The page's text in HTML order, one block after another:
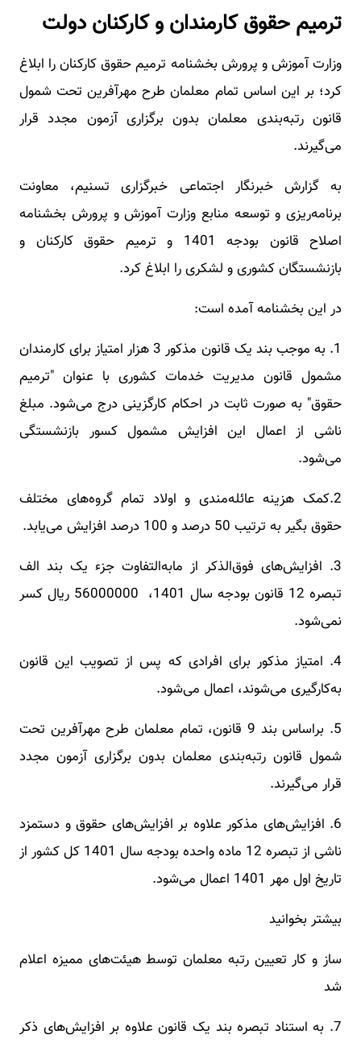
ترمیم حقوق کارمندان و کارکنان دولت
وزارت آموزش و پرورش بخشنامه ترمیم حقوق کارکنان را ابلاغ
کرد؛ بر این اساس تمام معلمان طرح مهرآفرین تحت شمول
قانون رتبه‌بندی معلمان بدون برگزاری آزمون مجدد قرار
می‌گیرند.
به گزارش خبرنگار اجتماعی خبرگزاری تسنیم، معاونت
برنامه‌‌ریزی و توسعه منابع وزارت آموزش و پرورش بخشنامه
اصلاح قانون بودجه 1401 و ترمیم حقوق کارکنان و
بازنشستگان کشوری و لشکری را ابلاغ کرد.
در این بخشنامه آمده است:
1. به موجب بند یک قانون مذکور 3 هزار امتیاز برای کارمندان
مشمول قانون مدیریت خدمات کشوری با عنوان "ترمیم
حقوق" به صورت ثابت در احکام کارگزینی درج می‌شود. مبلغ
ناشی از اعمال این افزایش مشمول کسور بازنشستگی
می‌شود.
2.کمک هزینه عائله‌مندی و اولاد تمام گروه‌های مختلف
حقوق بگیر به ترتیب 50 درصد و 100 درصد افزایش می‌یابد.
3. افزایش‌های فوق‌الذکر از مابه‌التفاوت جزء یک بند الف
تبصره 12 قانون بودجه سال 1401، 56000000 ریال کسر
نمی‌شود.
4. امتیاز مذکور برای افرادی که پس از تصویب این قانون
به‌کارگیری می‌شوند، اعمال می‌شود.
5. براساس بند 9 قانون، تمام معلمان طرح مهرآفرین تحت
شمول قانون رتبه‌بندی معلمان بدون برگزاری آزمون مجدد
قرار می‌گیرند.
6. افزایش‌های مذکور علاوه بر افزایش‌های حقوق و دستمزد
ناشی از تبصره 12 ماده واحده بودجه سال 1401 کل کشور از
تاریخ اول مهر 1401 اعمال می‌شود.
بیشتر بخوانید
ساز و کار تعیین رتبه معلمان توسط هیئت‌های ممیزه اعلام
شد
7. به استناد تبصره بند یک قانون علاوه بر افزایش‌های ذکر